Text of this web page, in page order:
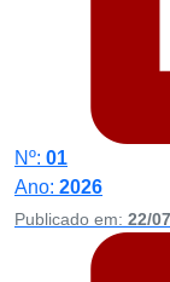
Nº: 01
Ano: 2026
Publicado em: 22/